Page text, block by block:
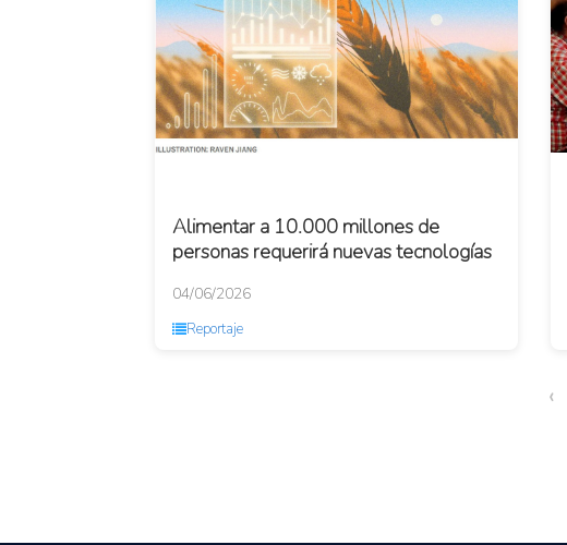
Alimentar a 10.000 millones de
personas requerirá nuevas tecnologías
04/06/2026
Reportaje
‹